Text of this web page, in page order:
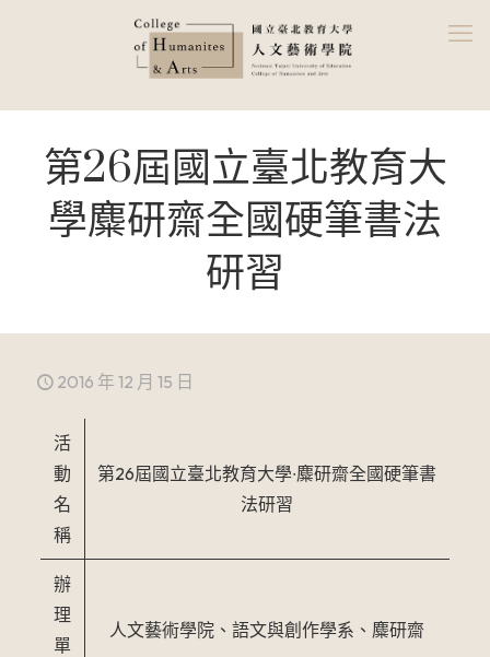
第26屆國立臺北教育大
學麋研齋全國硬筆書法
研習
2016 年 12 月 15 日
活
動
名
稱
第26屆國立臺北教育大學∙麋研齋全國硬筆書
法研習
辦
理
單
人文藝術學院、語文與創作學系、麋研齋